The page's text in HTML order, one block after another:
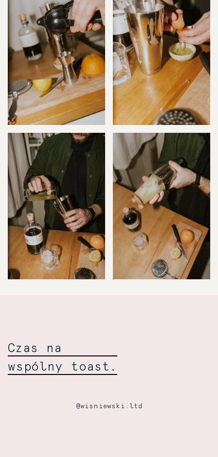
Czas na
wspólny toast.
@wisniewski.ltd